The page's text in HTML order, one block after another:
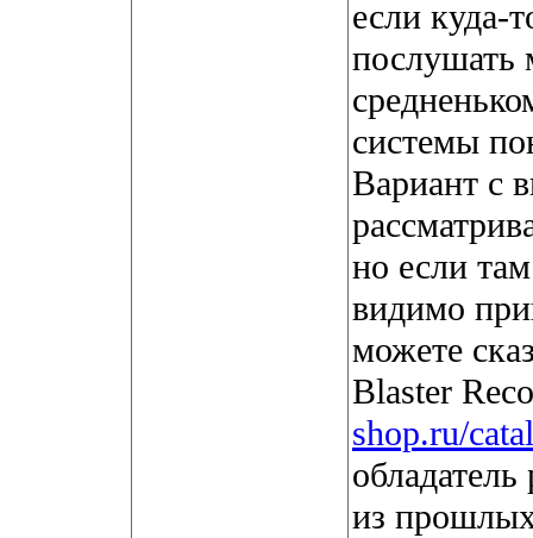
если куда-
послушать
системы
Вариант с
но если
видимо
можете
Blaster
shop.ru/
из